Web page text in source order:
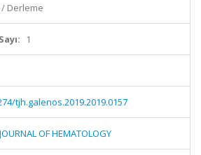
Derleme
Sayı: 1
tjh.galenos.2019.2019.0157
OF HEMATOLOGY